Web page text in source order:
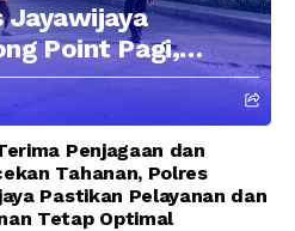
Jayawijaya
Point Pagi,
dengan
Penjagaan dan
Tahanan, Polres
Pastikan Pelayanan dan
Tetap Optimal